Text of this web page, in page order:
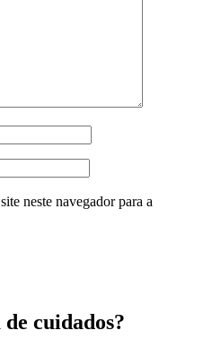
neste navegador para a
cuidados?